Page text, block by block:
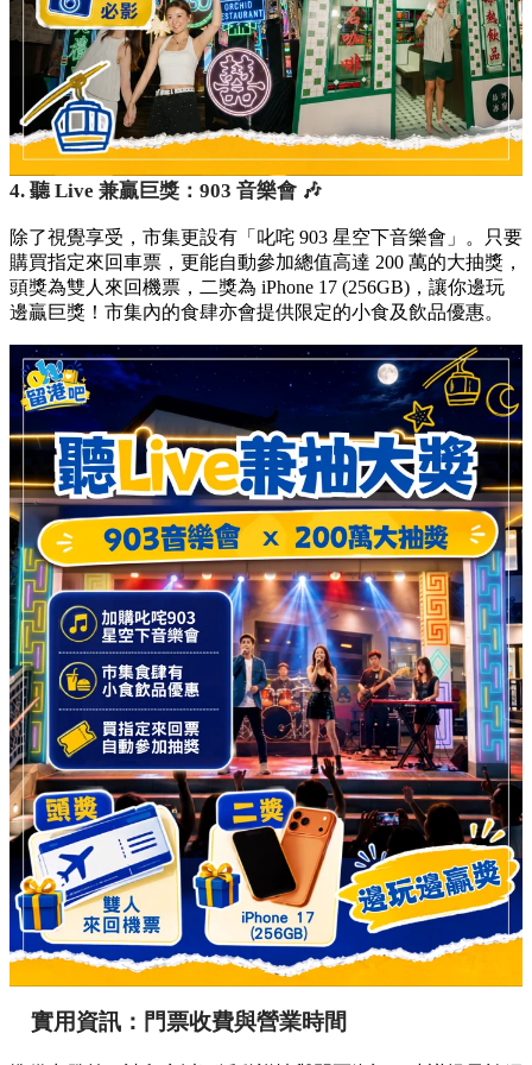
4. 聽 Live 兼贏巨獎：903 音樂會 🎶
除了視覺享受，市集更設有「叱咤 903 星空下音樂會」。只要
購買指定來回車票，更能自動參加總值高達 200 萬的大抽獎，
頭獎為雙人來回機票，二獎為 iPhone 17 (256GB)，讓你邊玩
邊贏巨獎！市集內的食肆亦會提供限定的小食及飲品優惠。
實用資訊：門票收費與營業時間